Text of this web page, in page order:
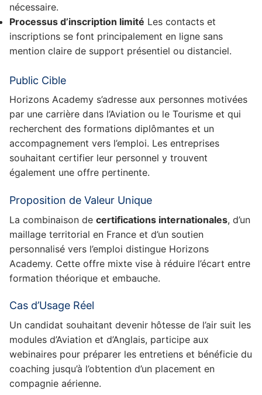
nécessaire.
Processus d’inscription limité Les contacts et
inscriptions se font principalement en ligne sans
mention claire de support présentiel ou distanciel.
Public Cible
Horizons Academy s’adresse aux personnes motivées
par une carrière dans l’Aviation ou le Tourisme et qui
recherchent des formations diplômantes et un
accompagnement vers l’emploi. Les entreprises
souhaitant certifier leur personnel y trouvent
également une offre pertinente.
Proposition de Valeur Unique
La combinaison de certifications internationales, d’un
maillage territorial en France et d’un soutien
personnalisé vers l’emploi distingue Horizons
Academy. Cette offre mixte vise à réduire l’écart entre
formation théorique et embauche.
Cas d’Usage Réel
Un candidat souhaitant devenir hôtesse de l’air suit les
modules d’Aviation et d’Anglais, participe aux
webinaires pour préparer les entretiens et bénéficie du
coaching jusqu’à l’obtention d’un placement en
compagnie aérienne.